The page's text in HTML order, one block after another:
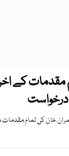
مقدمات کے
درخواست
خان کی تمام